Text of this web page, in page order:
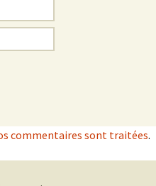
commentaires sont traitées.